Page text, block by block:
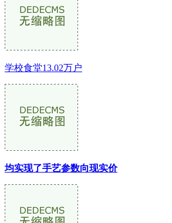
学校食堂13.02万户
均实现了手艺参数向现实价